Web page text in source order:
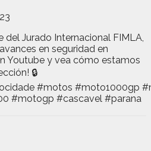
del Jurado Internacional FIMLA,
en seguridad en
Youtube y vea cómo estamos
🔒
#motos #moto1000gp
#motogp #cascavel #parana